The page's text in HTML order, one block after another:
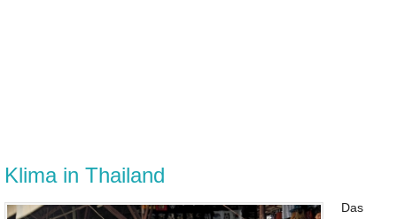
Klima in Thailand
Das